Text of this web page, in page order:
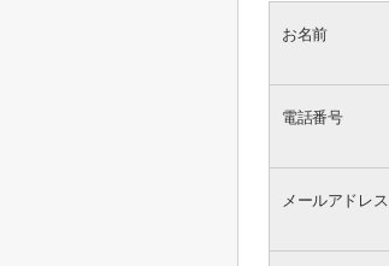
お名前
電話番号
メールアドレス